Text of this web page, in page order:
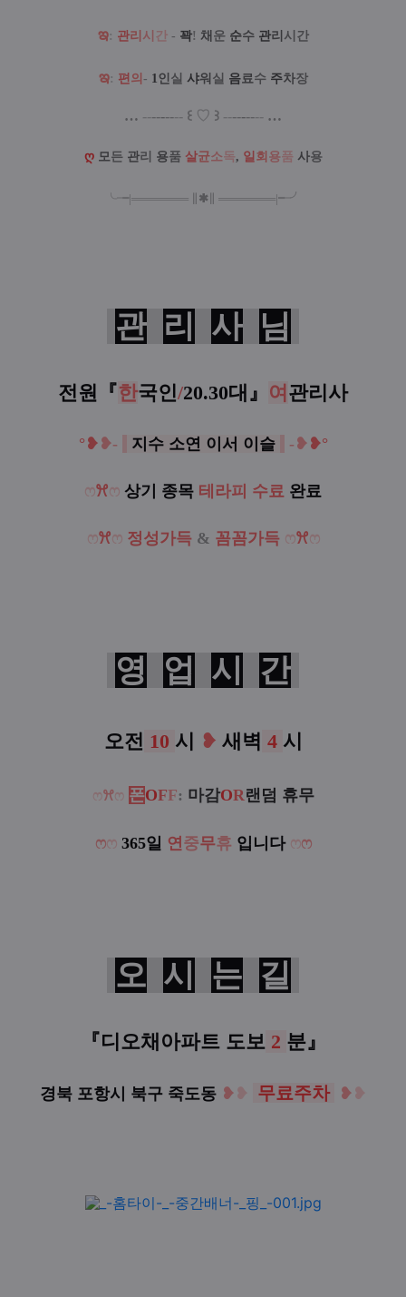
ఇ: 관리 시 간 - 꽉! 채 운 순수 관리 시간
ఇ: 편 의 - 1 인 실 샤워 실 음료 수 주차장
… --------- ꒰ ♡ ꒱ --------- …
ღ 모 든 관리 용품 살균소독, 일 회 용품 사용
╰╼|═══════ ✱ ═══════|╾╯
관 리 사 님
전원 『한국인/20.30대 』 여 관리사
°❥ ❥- 지수 소연 이서 이슬 - ❥ ❥°
ෆꕮෆ 상기 종목 테라피 수료 완료
ෆꕮෆ 정성가득 & 꼼꼼가득 ෆꕮෆ
영 업 시 간
오전 10 시 ❥ 새벽 4 시
ෆꕮෆ 폰OFF: 마감OR랜덤 휴무
ෆෆ365일 연 중무휴 입니다 ෆෆ
오 시 는 길
『디오채아파트 도보 2 분』
경북 포항시 북구 죽도동 ❥ ❥ 무료주차 ❥ ❥